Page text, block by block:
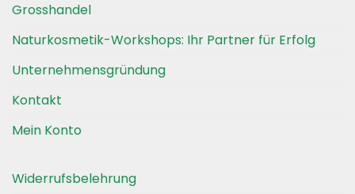
Die
Optionen
auf
Grosshandel
Naturkosmetik-Workshops: Ihr Partner für Erfolg
Unternehmensgründung
Kontakt
Mein Konto
Widerrufsbelehrung